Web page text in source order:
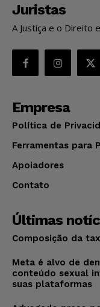
Juristas
A Justiça e o Direito
Empresa
Política de
Ferramentas para
Apoiadores
Contato
Últimas
Composição da
Meta é alvo de
conteúdo sexual
suas plataformas